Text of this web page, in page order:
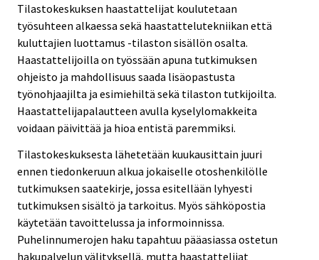
Tilastokeskuksen haastattelijat koulutetaan
työsuhteen alkaessa sekä haastattelutekniikan että
kuluttajien luottamus -tilaston sisällön osalta.
Haastattelijoilla on työssään apuna tutkimuksen
ohjeisto ja mahdollisuus saada lisäopastusta
työnohjaajilta ja esimiehiltä sekä tilaston tutkijoilta.
Haastattelijapalautteen avulla kyselylomakkeita
voidaan päivittää ja hioa entistä paremmiksi.
Tilastokeskuksesta lähetetään kuukausittain juuri
ennen tiedonkeruun alkua jokaiselle otoshenkilölle
tutkimuksen saatekirje, jossa esitellään lyhyesti
tutkimuksen sisältö ja tarkoitus. Myös sähköpostia
käytetään tavoittelussa ja informoinnissa.
Puhelinnumerojen haku tapahtuu pääasiassa ostetun
hakupalvelun välityksellä, mutta haastattelijat